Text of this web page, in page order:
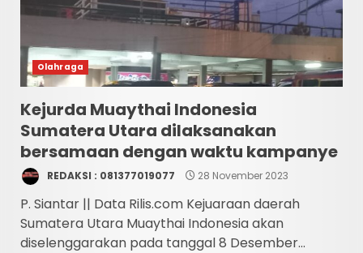
Olahraga
Kejurda Muaythai Indonesia
Sumatera Utara dilaksanakan
bersamaan dengan waktu kampanye
REDAKSI : 081377019077 28 November 2023
P. Siantar || Data Rilis.com Kejuaraan daerah
Sumatera Utara Muaythai Indonesia akan
diselenggarakan pada tanggal 8 Desember...